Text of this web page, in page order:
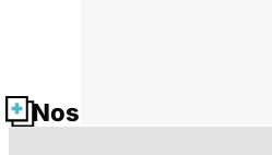
Nos fiches santé